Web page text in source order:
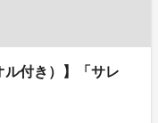
ル付き）】「サレ